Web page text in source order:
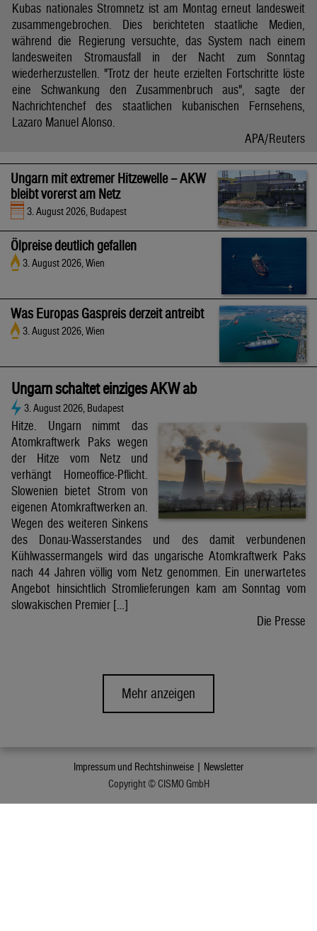
Kubas nationales Stromnetz ist am Montag erneut landesweit
zusammengebrochen. Dies berichteten staatliche Medien,
während die Regierung versuchte, das System nach einem
landesweiten Stromausfall in der Nacht zum Sonntag
wiederherzustellen. "Trotz der heute erzielten Fortschritte löste
eine Schwankung den Zusammenbruch aus", sagte der
Nachrichtenchef des staatlichen kubanischen Fernsehens,
Lazaro Manuel Alonso.
APA/Reuters
Ungarn mit extremer Hitzewelle – AKW
bleibt vorerst am Netz
3. August 2026, Budapest
Ölpreise deutlich gefallen
3. August 2026, Wien
Was Europas Gaspreis derzeit antreibt
3. August 2026, Wien
Ungarn schaltet einziges AKW ab
3. August 2026, Budapest
Hitze. Ungarn nimmt das
Atomkraftwerk Paks wegen
der Hitze vom Netz und
verhängt Homeoffice-Pflicht.
Slowenien bietet Strom von
eigenen Atomkraftwerken an.
Wegen des weiteren Sinkens
des Donau-Wasserstandes und des damit verbundenen
Kühlwassermangels wird das ungarische Atomkraftwerk Paks
nach 44 Jahren völlig vom Netz genommen. Ein unerwartetes
Angebot hinsichtlich Stromlieferungen kam am Sonntag vom
slowakischen Premier […]
Die Presse
Mehr anzeigen
Impressum und Rechtshinweise | Newsletter
Copyright © CISMO GmbH